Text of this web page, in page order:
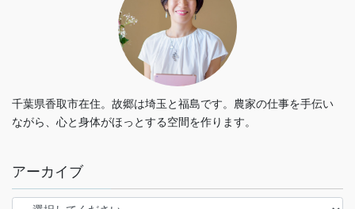
千葉県香取市在住。故郷は埼玉と福島です。農家の仕事を手伝い
ながら、心と身体がほっとする空間を作ります。
アーカイブ